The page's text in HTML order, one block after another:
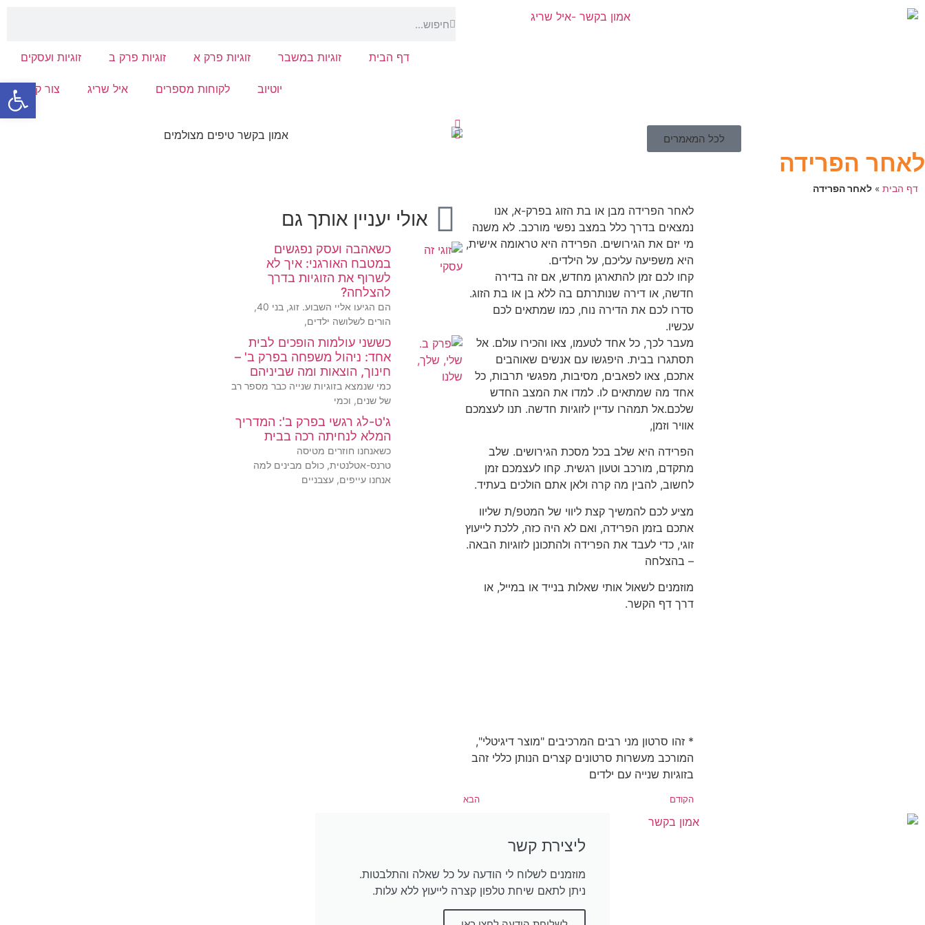
דף הבית זוגיות במשבר זוגיות פרק א זוגיות פרק ב זוגיות ועסקים
יוטיוב לקוחות מספרים איל שריג צור קשר
לכל המאמרים
לאחר הפרידה
דף הבית » לאחר הפרידה
לאחר הפרידה מבן או בת הזוג בפרק-א, אנו
נמצאים בדרך כלל במצב נפשי מורכב. לא משנה
מי יזם את הגירושים. הפרידה היא טראומה אישית,
היא משפיעה עליכם, על הילדים.
קחו לכם זמן להתארגן מחדש, אם זה בדירה
חדשה, או דירה שנותרתם בה ללא בן או בת הזוג.
סדרו לכם את הדירה נוח, כמו שמתאים לכם
עכשיו.
מעבר לכך, כל אחד לטעמו, צאו והכירו עולם. אל
תסתגרו בבית. היפגשו עם אנשים שאוהבים
אתכם, צאו לפאבים, מסיבות, מפגשי תרבות, כל
אחד מה שמתאים לו. למדו את המצב החדש
שלכם.אל תמהרו עדיין לזוגיות חדשה. תנו לעצמכם
אוויר וזמן,
הפרידה היא שלב בכל מסכת הגירושים. שלב
מתקדם, מורכב וטעון רגשית. קחו לעצמכם זמן
לחשוב, להבין מה קרה ולאן אתם הולכים בעתיד.
מציע לכם להמשיך קצת ליווי של המטפ/ת שליוו
אתכם בזמן הפרידה, ואם לא היה כזה, ללכת לייעוץ
זוגי, כדי לעבד את הפרידה ולהתכונן לזוגיות הבאה.
– בהצלחה
מוזמנים לשאול אותי שאלות בנייד או במייל, או
דרך דף הקשר.
* זהו סרטון מני רבים המרכיבים "מוצר דיגיטלי",
המורכב מעשרות סרטונים קצרים הנותן כללי זהב
בזוגיות שנייה עם ילדים
הקודם הבא
אולי יעניין אותך גם
כשאהבה ועסק נפגשים
במטבח האורגני: איך לא
לשרוף את הזוגיות בדרך
להצלחה?
הם הגיעו אליי השבוע. זוג, בני 40,
הורים לשלושה ילדים,
כששני עולמות הופכים לבית
אחד: ניהול משפחה בפרק ב' –
חינוך, הוצאות ומה שביניהם
כמי שנמצא בזוגיות שנייה כבר מספר רב
של שנים, וכמי
ג'ט-לג רגשי בפרק ב': המדריך
המלא לנחיתה רכה בבית
כשאנחנו חוזרים מטיסה
טרנס-אטלנטית, כולם מבינים למה
אנחנו עייפים, עצבניים
ליצירת קשר
מוזמנים לשלוח לי הודעה על כל שאלה והתלבטות.
ניתן לתאם שיחת טלפון קצרה לייעוץ ללא עלות.
פתח